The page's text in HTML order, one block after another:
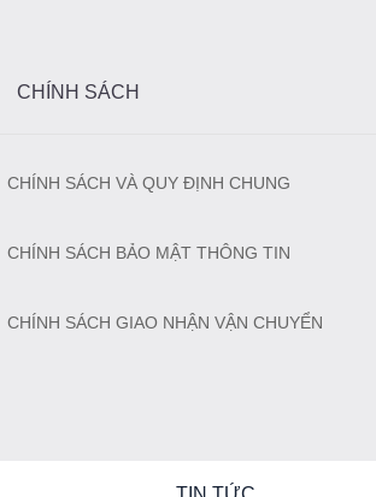
CHÍNH SÁCH
CHÍNH SÁCH VÀ QUY ĐỊNH CHUNG
CHÍNH SÁCH BẢO MẬT THÔNG TIN
CHÍNH SÁCH GIAO NHẬN VẬN CHUYỂN